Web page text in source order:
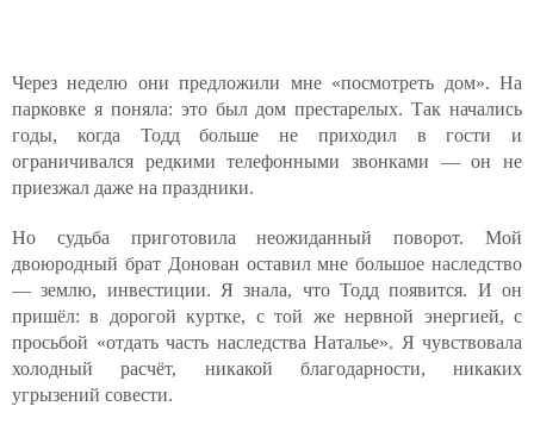
Через неделю они предложили мне «посмотреть дом». На
парковке я поняла: это был дом престарелых. Так начались
годы, когда Тодд больше не приходил в гости и
ограничивался редкими телефонными звонками — он не
приезжал даже на праздники.
Но судьба приготовила неожиданный поворот. Мой
двоюродный брат Донован оставил мне большое наследство
— землю, инвестиции. Я знала, что Тодд появится. И он
пришёл: в дорогой куртке, с той же нервной энергией, с
просьбой «отдать часть наследства Наталье». Я чувствовала
холодный расчёт, никакой благодарности, никаких
угрызений совести.